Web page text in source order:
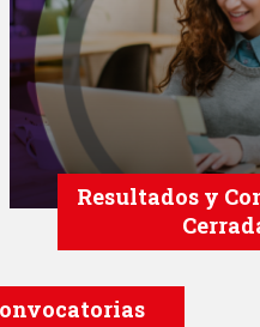
Resultados y